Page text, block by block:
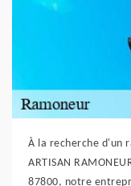
À la recherche d'un
ARTISAN
87800, notre